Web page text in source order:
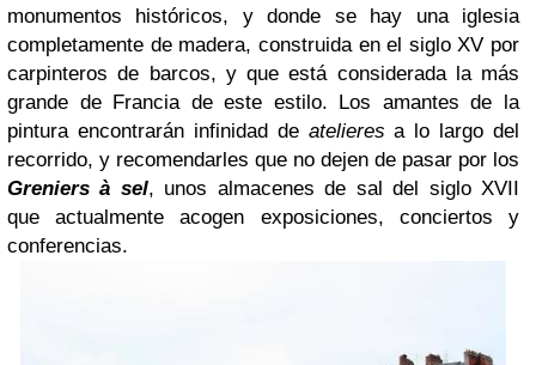
monumentos históricos, y donde se hay una iglesia
completamente de madera, construida en el siglo XV por
carpinteros de barcos, y que está considerada la más
grande de Francia de este estilo. Los amantes de la
pintura encontrarán infinidad de atelieresa lo largo del
recorrido, y recomendarles que no dejen de pasar por los
Greniers à sel, unos almacenes de sal del siglo XVII
que actualmente acogen exposiciones, conciertos y
conferencias.